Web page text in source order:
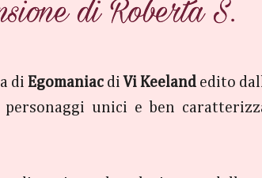
di Egomaniac diVi Keeland edito
unici e ben